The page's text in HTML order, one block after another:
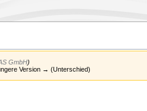
GmbH)
Version → (Unterschied)